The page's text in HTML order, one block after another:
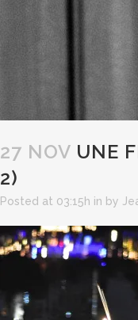
27 NOV UNE
2)
Posted at 03:15h in by